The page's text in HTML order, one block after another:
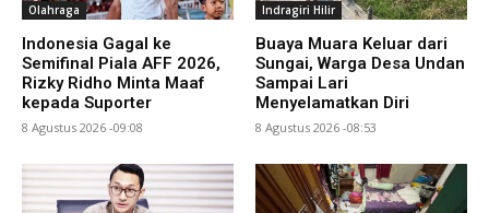
Olahraga
Indonesia Gagal ke
Semifinal Piala AFF 2026,
Rizky Ridho Minta Maaf
kepada Suporter
8 Agustus 2026 -09:08
Indragiri Hilir
Buaya Muara Keluar dari
Sungai, Warga Desa Undan
Sampai Lari
Menyelamatkan Diri
8 Agustus 2026 -08:53